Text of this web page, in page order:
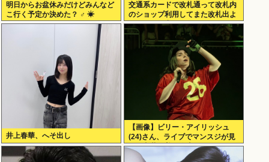
明日からお盆休みだけどみんなど
こ行く予定か決めた？ ‍♂ ☀
交通系カードで改札通って改札内
のショップ利用してまた改札出よ
うとしたら出られなくてワロタ
井上春華、へそ出し
【画像】ビリー・アイリッシュ
(24)さん、ライブでマンスジが見
える衣装を着て炎上